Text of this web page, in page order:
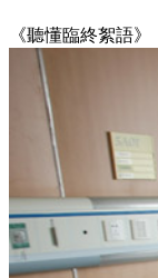
《聽懂臨終絮語》